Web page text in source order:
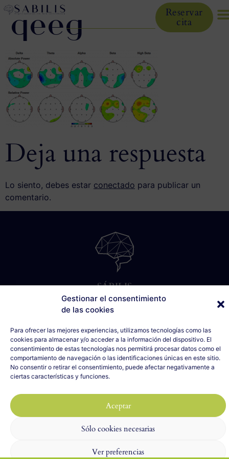
Gestionar el consentimiento
de las cookies
Para ofrecer las mejores experiencias, utilizamos tecnologías como las
cookies para almacenar y/o acceder a la información del dispositivo. El
consentimiento de estas tecnologías nos permitirá procesar datos como el
comportamiento de navegación o las identificaciones únicas en este sitio.
No consentir o retirar el consentimiento, puede afectar negativamente a
ciertas características y funciones.
Aceptar
Sólo cookies necesarias
Ver preferencias
Reservar
cita
qeeg
Deja una respuesta
Lo siento, debes estar conectado para publicar un
comentario.
SÁBILIS
C/ Cabo Noval, 5 - 1º Drcha
33007 Oviedo, Asturias
info@sabilis.com
Aviso Legal y Política de Privacidad
Política de Cookies
2023 SÁBILIS - Todos los derechos reservados
Diseño web realizado porILUMINA TU WEBcon 🤍